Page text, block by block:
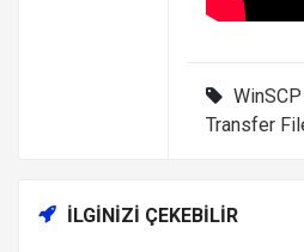
Transfer
İLGINIZI ÇEKEBILIR